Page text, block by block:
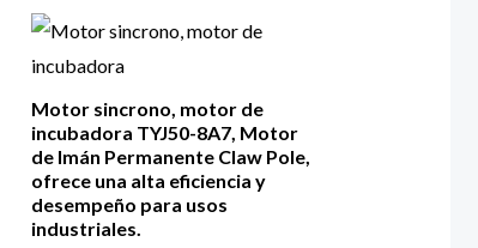
Motor sincrono, motor de
incubadora TYJ50-8A7, Motor
de Imán Permanente Claw Pole,
ofrece una alta eficiencia y
desempeño para usos
industriales.